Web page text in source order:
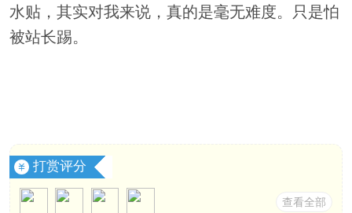
水贴，其实对我来说，真的是毫无难度。只是怕
被站长踢。
打赏评分
查看全部